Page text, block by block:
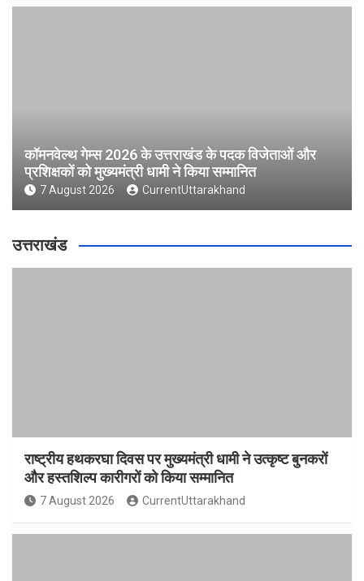
कॉमनवेल्थ गेम्स 2026 के उत्तराखंड के पदक विजेताओं और
प्रशिक्षकों को मुख्यमंत्री धामी ने किया सम्मानित
7 August 2026 CurrentUttarakhand
उत्तराखंड
राष्ट्रीय हथकरघा दिवस पर मुख्यमंत्री धामी ने उत्कृष्ट बुनकरों
और हस्तशिल्प कारीगरों को किया सम्मानित
7 August 2026 CurrentUttarakhand